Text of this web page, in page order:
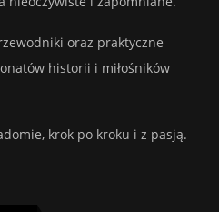
oraz praktyczne
historii i miłośników
krok po kroku i z pasją.